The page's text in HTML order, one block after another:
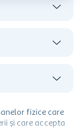
fizice care
și care accepta